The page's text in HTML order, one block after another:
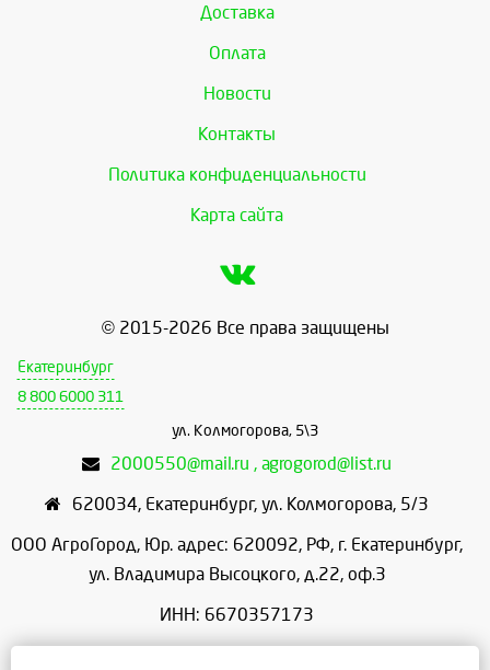
Доставка
Оплата
Новости
Контакты
Политика конфиденциальности
Карта сайта
© 2015-2026 Все права защищены
Екатеринбург
8 800 6000 311
ул. Колмогорова, 5\3
2000550@mail.ru , agrogorod@list.ru
620034, Екатеринбург, ул. Колмогорова, 5/3
ООО АгроГород, Юр. адрес: 620092, РФ, г. Екатеринбург,
ул. Владимира Высоцкого, д.22, оф.3
ИНН: 6670357173